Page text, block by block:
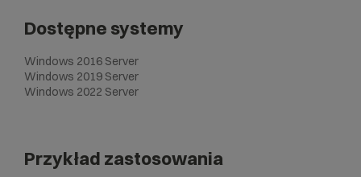
Dostępne systemy
Windows 2016 Server
Windows 2019 Server
Windows 2022 Server
Przykład zastosowania